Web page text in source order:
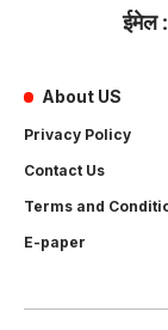
ईमेल
About US
Privacy Policy
Contact Us
Terms and
E-paper